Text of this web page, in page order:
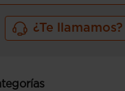
¿Te llamamos?